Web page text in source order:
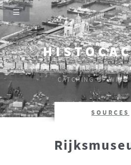
SI CEUX-CI SE TAISENT, LES
CATCHING UP WITH
SOURCES